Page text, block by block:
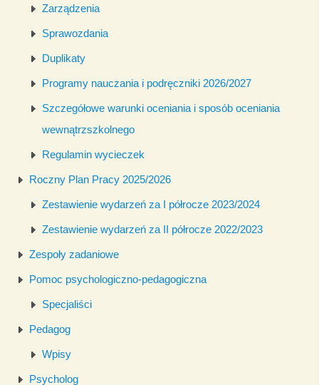
Zarządzenia
Sprawozdania
Duplikaty
Programy nauczania i podręczniki 2026/2027
Szczegółowe warunki oceniania i sposób oceniania
wewnątrzszkolnego
Regulamin wycieczek
Roczny Plan Pracy 2025/2026
Zestawienie wydarzeń za I półrocze 2023/2024
Zestawienie wydarzeń za II półrocze 2022/2023
Zespoły zadaniowe
Pomoc psychologiczno-pedagogiczna
Specjaliści
Pedagog
Wpisy
Psycholog